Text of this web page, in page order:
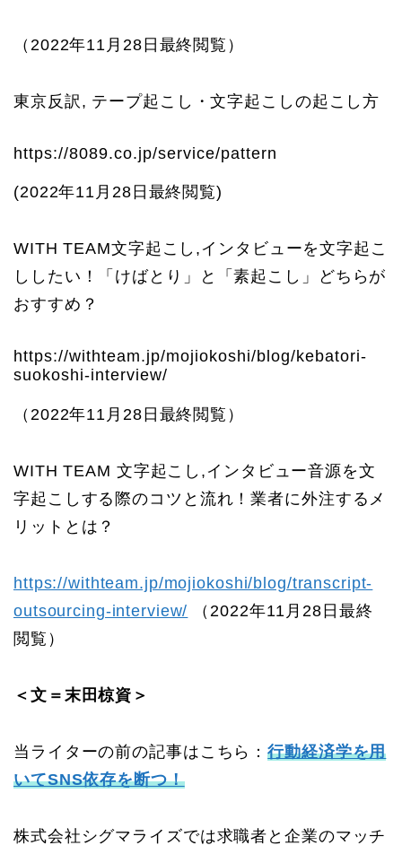
（2022年11月28日最終閲覧）
東京反訳, テープ起こし・文字起こしの起こし方
https://8089.co.jp/service/pattern
(2022年11月28日最終閲覧)
WITH TEAM文字起こし,インタビューを文字起こ
ししたい！「けばとり」と「素起こし」どちらが
おすすめ？
https://withteam.jp/mojiokoshi/blog/kebatori-
suokoshi-interview/
（2022年11月28日最終閲覧）
WITH TEAM 文字起こし,インタビュー音源を文
字起こしする際のコツと流れ！業者に外注するメ
リットとは？
https://withteam.jp/mojiokoshi/blog/transcript-
outsourcing-interview/ （2022年11月28日最終
閲覧）
＜文＝末田椋資＞
当ライターの前の記事はこちら：行動経済学を用
いてSNS依存を断つ！
株式会社シグマライズでは求職者と企業のマッチ